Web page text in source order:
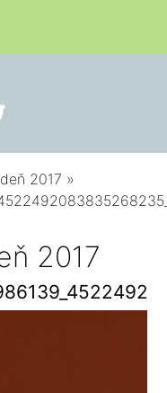
2017 »
2017